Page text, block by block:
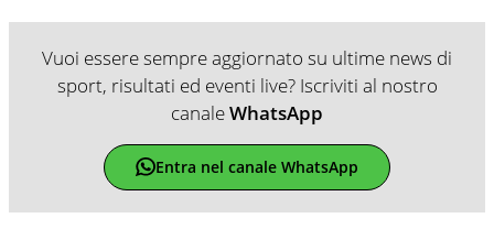
Vuoi essere sempre aggiornato su ultime news di
sport, risultati ed eventi live? Iscriviti al nostro
canaleWhatsApp
Entra nel canale WhatsApp